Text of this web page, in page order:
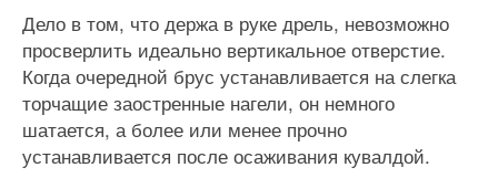
Дело в том, что держа в руке дрель, невозможно
просверлить идеально вертикальное отверстие.
Когда очередной брус устанавливается на слегка
торчащие заостренные нагели, он немного
шатается, а более или менее прочно
устанавливается после осаживания кувалдой.